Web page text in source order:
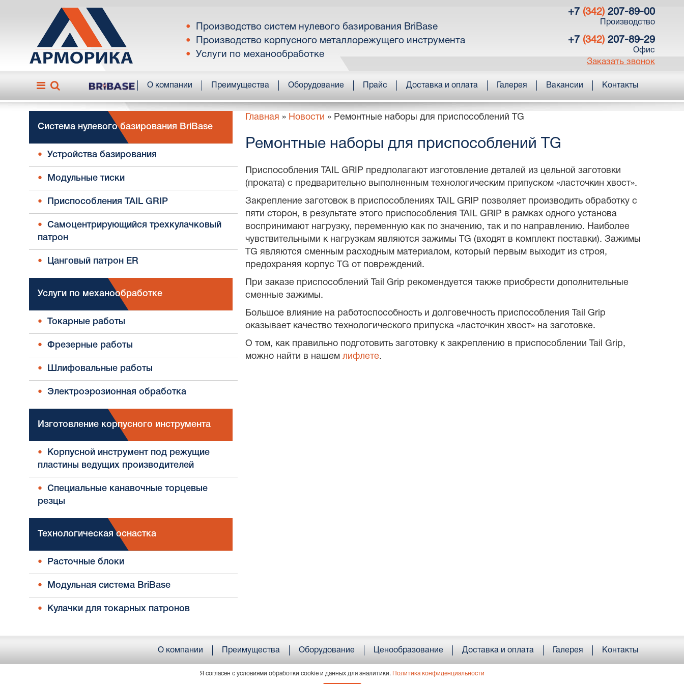
Я согласен с условиями обработки cookie и данных для аналитики. Политика конфиденциальности
Производство систем нулевого базирования BriBase
Производство корпусного металлорежущего инструмента
Услуги по механообработке
+7 (342) 207-89-00
Производство
+7 (342) 207-89-29
Офис
Заказать звонок
О компании Преимущества Оборудование Прайс Доставка и оплата Галерея Вакансии Контакты
Система нулевого базирования BriBase
Устройства базирования
Модульные тиски
Приспособления TAIL GRIP
Самоцентрирующийся трехкулачковый
патрон
Цанговый патрон ER
Услуги по механообработке
Токарные работы
Фрезерные работы
Шлифовальные работы
Электроэрозионная обработка
Изготовление корпусного инструмента
Корпусной инструмент под режущие
пластины ведущих производителей
Специальные канавочные торцевые
резцы
Технологическая оснастка
Расточные блоки
Модульная система BriBase
Кулачки для токарных патронов
Главная » Новости » Ремонтные наборы для приспособлений TG
Ремонтные наборы для приспособлений TG
Приспособления TAIL GRIP предполагают изготовление деталей из цельной заготовки
(проката) с предварительно выполненным технологическим припуском «ласточкин хвост».
Закрепление заготовок в приспособлениях TAIL GRIP позволяет производить обработку с
пяти сторон, в результате этого приспособления TAIL GRIP в рамках одного установа
воспринимают нагрузку, переменную как по значению, так и по направлению. Наиболее
чувствительными к нагрузкам являются зажимы TG (входят в комплект поставки). Зажимы
TG являются сменным расходным материалом, который первым выходит из строя,
предохраняя корпус TG от повреждений.
При заказе приспособлений Tail Grip рекомендуется также приобрести дополнительные
сменные зажимы.
Большое влияние на работоспособность и долговечность приспособления Tail Grip
оказывает качество технологического припуска «ласточкин хвост» на заготовке.
О том, как правильно подготовить заготовку к закреплению в приспособлении Tail Grip,
можно найти в нашем лифлете.
О компании Преимущества Оборудование Ценообразование Доставка и оплата Галерея Контакты
© ООО «АРМОРИКА» . Все права защищены. Россия, 614064, г. Пермь, ул. Усольская, 15, пом. 36; тел.: +7 (342) 207 89 00